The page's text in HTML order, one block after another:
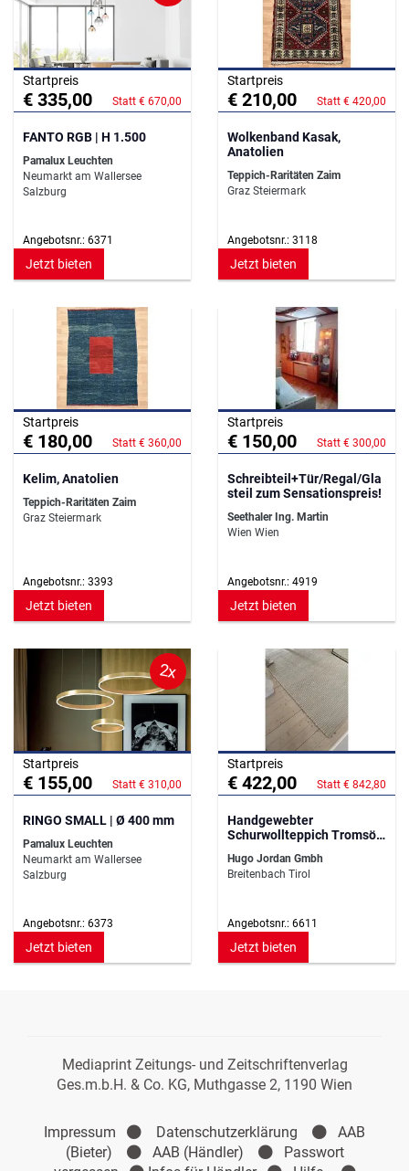
Startpreis
€ 335,00 Statt € 670,00
FANTO RGB | H 1.500
Pamalux Leuchten
Neumarkt am Wallersee
Salzburg
Angebotsnr.: 6371
Jetzt bieten
Startpreis
€ 210,00 Statt € 420,00
Wolkenband Kasak,
Anatolien
Teppich-Raritäten Zaim
Graz Steiermark
Angebotsnr.: 3118
Jetzt bieten
Startpreis
€ 180,00 Statt € 360,00
Kelim, Anatolien
Teppich-Raritäten Zaim
Graz Steiermark
Angebotsnr.: 3393
Jetzt bieten
Startpreis
€ 150,00 Statt € 300,00
Schreibteil+Tür/Regal/Gla
steil zum Sensationspreis!
Seethaler Ing. Martin
Wien Wien
Angebotsnr.: 4919
Jetzt bieten
2x
Startpreis
€ 155,00 Statt € 310,00
RINGO SMALL | Ø 400 mm
Pamalux Leuchten
Neumarkt am Wallersee
Salzburg
Angebotsnr.: 6373
Jetzt bieten
Startpreis
€ 422,00 Statt € 842,80
Handgewebter
Schurwollteppich Tromsö -
Wollweiß
Hugo Jordan Gmbh
Breitenbach Tirol
Angebotsnr.: 6611
Jetzt bieten
Mediaprint Zeitungs- und Zeitschriftenverlag
Ges.m.b.H. & Co. KG, Muthgasse 2, 1190 Wien
Impressum Datenschutzerklärung
AAB
(Bieter)
AAB (Händler)
Passwort